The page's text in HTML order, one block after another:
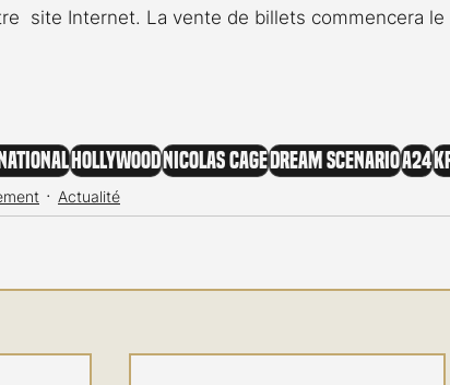
site Internet. La vente de billets commencera
HollywoodNicolas Cage Dream ScenarioA24
Actualité